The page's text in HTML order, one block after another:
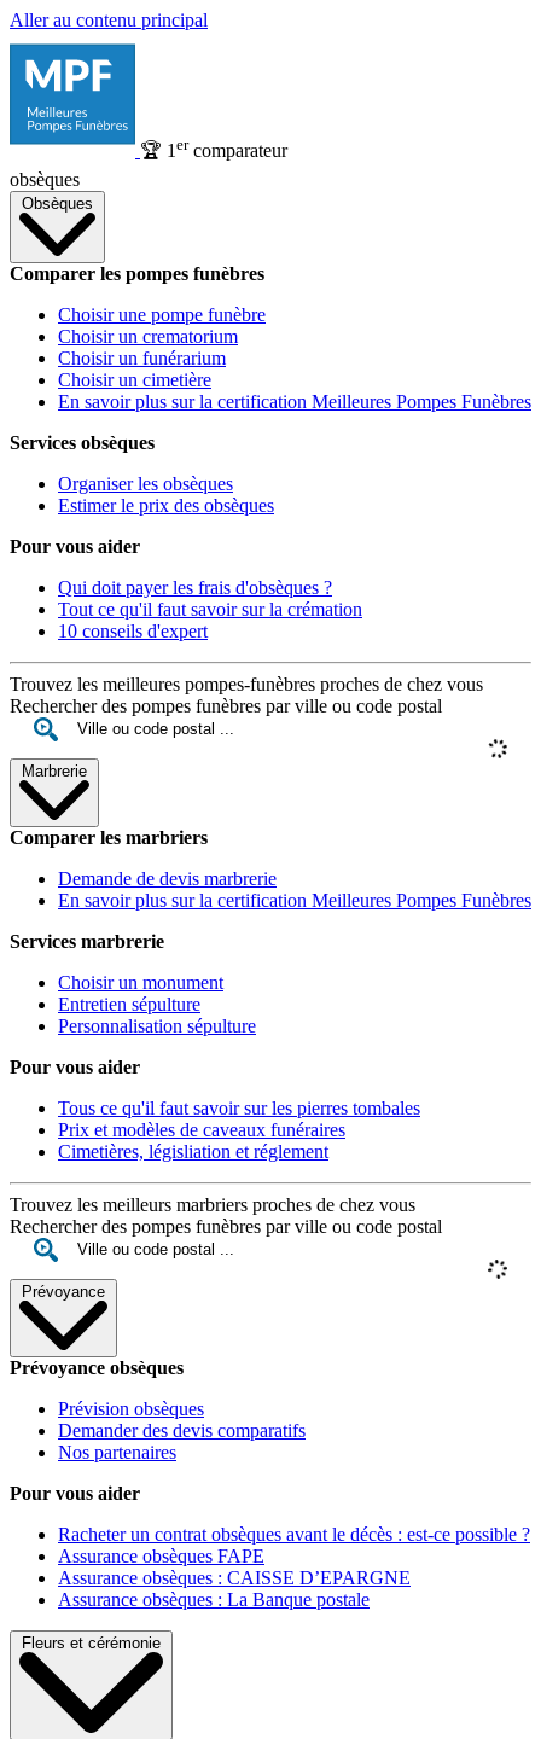
Aller au contenu principal
🏆 1 ercomparateur
obsèques
Obsèques
Comparer les pompes funèbres
Choisir une pompe funèbre
Choisir un crematorium
Choisir un funérarium
Choisir un cimetière
En savoir plus sur la certification Meilleures Pompes Funèbres
Services obsèques
Organiser les obsèques
Estimer le prix des obsèques
Pour vous aider
Qui doit payer les frais d'obsèques ?
Tout ce qu'il faut savoir sur la crémation
10 conseils d'expert
Trouvez les meilleures pompes-funèbres proches de chez vous
Rechercher des pompes funèbres par ville ou code postal
Marbrerie
Comparer les marbriers
Demande de devis marbrerie
En savoir plus sur la certification Meilleures Pompes Funèbres
Services marbrerie
Choisir un monument
Entretien sépulture
Personnalisation sépulture
Pour vous aider
Tous ce qu'il faut savoir sur les pierres tombales
Prix et modèles de caveaux funéraires
Cimetières, législiation et réglement
Trouvez les meilleurs marbriers proches de chez vous
Rechercher des pompes funèbres par ville ou code postal
Prévoyance
Prévoyance obsèques
Prévision obsèques
Demander des devis comparatifs
Nos partenaires
Pour vous aider
Racheter un contrat obsèques avant le décès : est-ce possible ?
Assurance obsèques FAPE
Assurance obsèques : CAISSE D’EPARGNE
Assurance obsèques : La Banque postale
Fleurs et cérémonie